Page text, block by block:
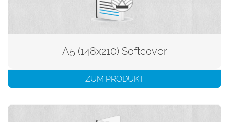
A5 (148x210) Softcover
ZUM PRODUKT